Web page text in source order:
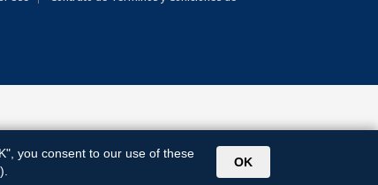
you consent to our use of these
OK